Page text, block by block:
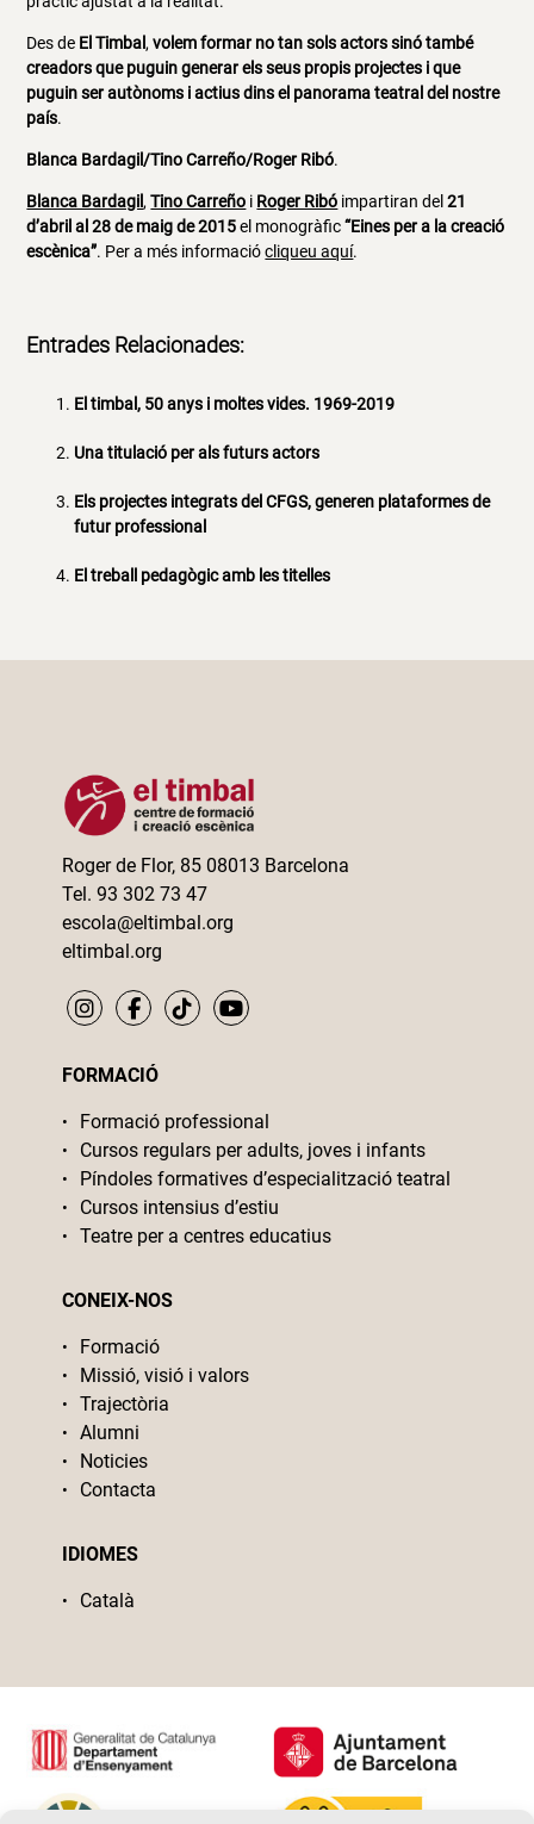
Des de El Timbal ,volem formar no tan sols actors sinó també
creadors que puguin generar els seus propis projectes i que
puguin ser autònoms i actius dins el panorama teatral del nostre
país.
Blanca Bardagil/Tino Carreño/Roger Ribó.
Blanca Bardagil ,Tino Carreño i Roger Ribó impartiran del21
d’abril al 28 de maig de 2015el monogràfic“Eines per a la creació
escènica”. Per a més informaciócliqueu aquí.
Entrades Relacionades:
El timbal, 50 anys i moltes vides. 1969-2019
Una titulació per als futurs actors
Els projectes integrats del CFGS, generen plataformes de
futur professional
El treball pedagògic amb les titelles
Roger de Flor, 85 08013 Barcelona
Tel. 93 302 73 47
escola@eltimbal.org
eltimbal.org
FORMACIÓ
Formació professional
Cursos regulars per adults, joves i infants
Píndoles formatives d’especialització teatral
Cursos intensius d’estiu
Teatre per a centres educatius
CONEIX-NOS
Formació
Missió, visió i valors
Trajectòria
Alumni
Noticies
Contacta
IDIOMES
Català